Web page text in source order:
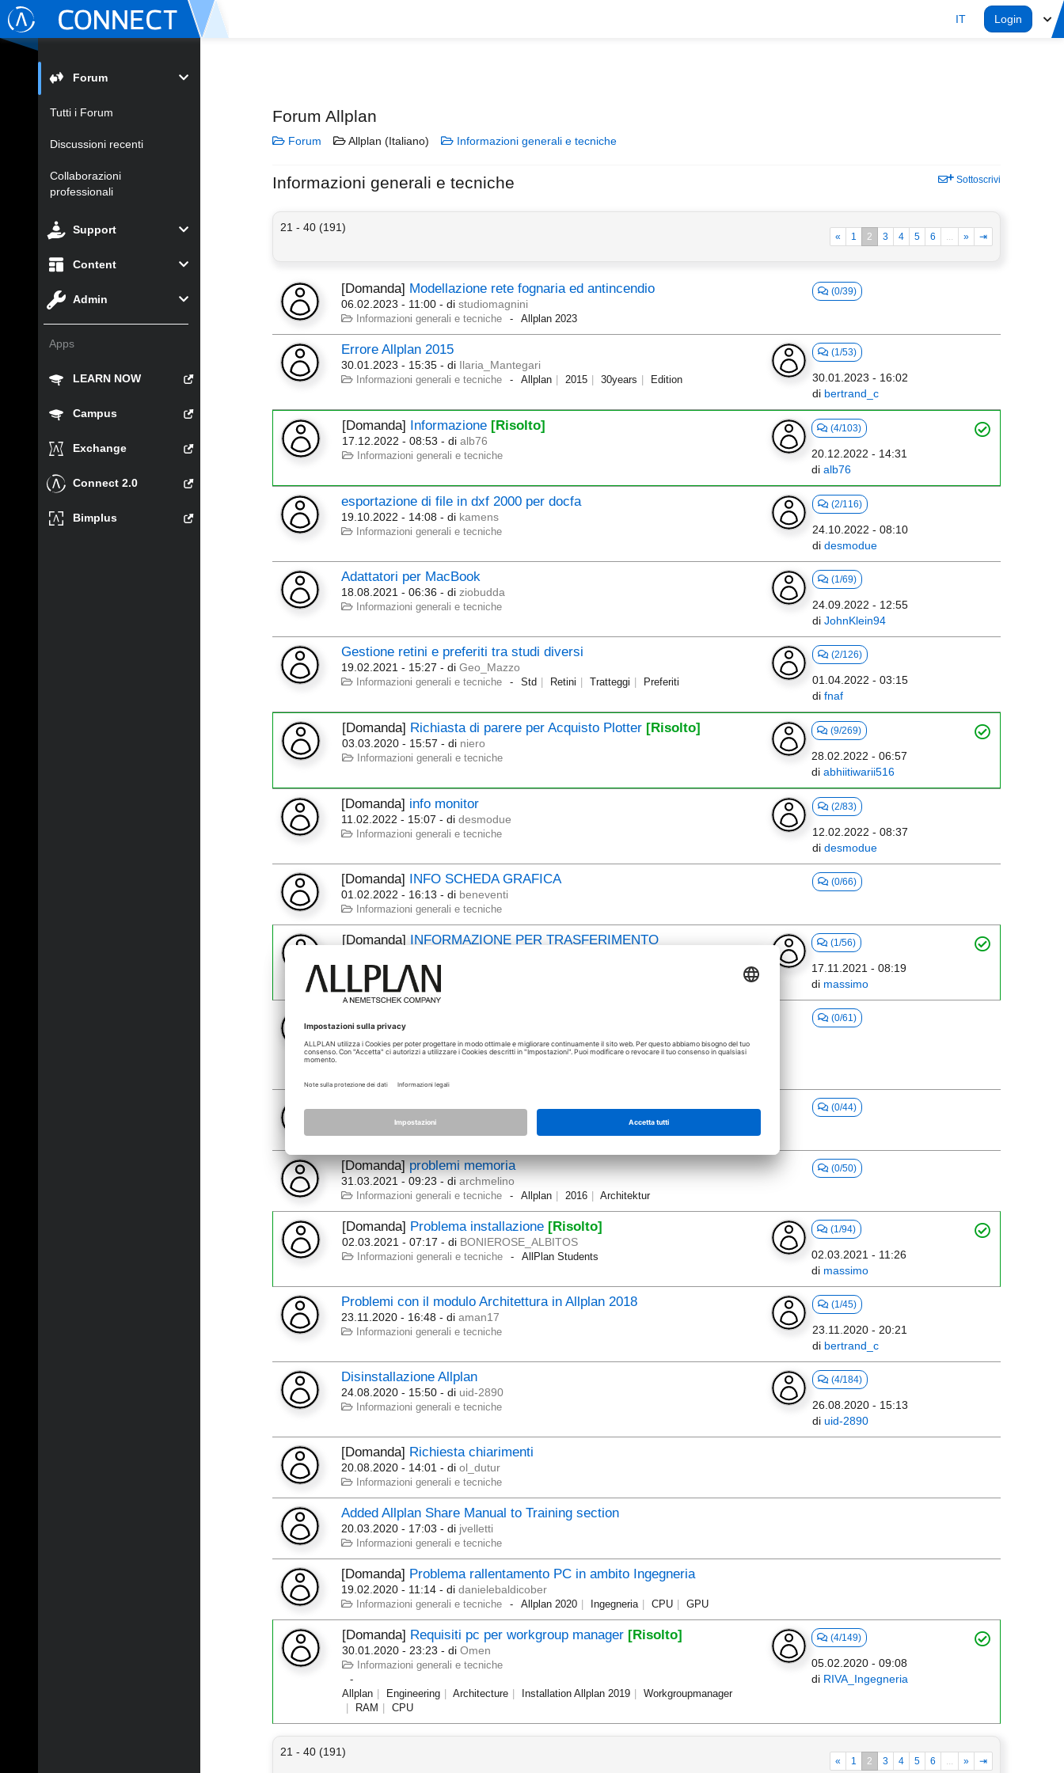
IT Login
Forum
Tutti i Forum
Discussioni recenti
Collaborazioni
professionali
Support
Content
Admin
Apps
LEARN NOW
Campus
Exchange
Connect 2.0
Bimplus
Forum Allplan
Forum Allplan (Italiano) Informazioni generali e tecniche
Informazioni generali e tecniche Sottoscrivi
21 - 40 (191)
« 1 2 3 4 5 6 ... » ⇥
[Domanda] Modellazione rete fognaria ed antincendio
06.02.2023 - 11:00 - distudiomagnini
Informazioni generali e tecniche Allplan 2023
(0/39)
Errore Allplan 2015
30.01.2023 - 15:35 - di Ilaria_Mantegari
Informazioni generali e tecniche Allplan 2015 30years Edition
(1/53)
30.01.2023 - 16:02
di bertrand_c
[Domanda] Informazione [Risolto]
17.12.2022 - 08:53 - dialb76
Informazioni generali e tecniche
(4/103)
20.12.2022 - 14:31
di alb76
esportazione di file in dxf 2000 per docfa
19.10.2022 - 14:08 - di kamens
Informazioni generali e tecniche
(2/116)
24.10.2022 - 08:10
di desmodue
Adattatori per MacBook
18.08.2021 - 06:36 - diziobudda
Informazioni generali e tecniche
(1/69)
24.09.2022 - 12:55
di JohnKlein94
Gestione retini e preferiti tra studi diversi
19.02.2021 - 15:27 - diGeo_Mazzo
Informazioni generali e tecniche Std Retini Tratteggi Preferiti
(2/126)
01.04.2022 - 03:15
di fnaf
[Domanda] Richiasta di parere per Acquisto Plotter [Risolto]
03.03.2020 - 15:57 - di niero
Informazioni generali e tecniche
(9/269)
28.02.2022 - 06:57
di abhiitiwarii516
[Domanda] info monitor
11.02.2022 - 15:07 - didesmodue
Informazioni generali e tecniche
(2/83)
12.02.2022 - 08:37
di desmodue
[Domanda] INFO SCHEDA GRAFICA
01.02.2022 - 16:13 - di beneventi
Informazioni generali e tecniche
(0/66)
[Domanda] INFORMAZIONE PER TRASFERIMENTO
17.11.2021 - 07:57
Informazioni generali e tecniche
(1/56)
17.11.2021 - 08:19
di massimo
104
09.08.2021 - 15:15- dializone
(0/61)
11.05.2021 - 11:39- di
Informazioni generali e tecniche
(0/44)
[Domanda]problemi memoria
31.03.2021 - 09:23 - diarchmelino
Informazioni generali e tecniche Allplan 2016 Architektur
(0/50)
[Domanda] Problema installazione [Risolto]
02.03.2021 - 07:17 - di BONIEROSE_ALBITOS
Informazioni generali e tecniche AllPlan Students
(1/94)
02.03.2021 - 11:26
di massimo
Problemi con il modulo Architettura in Allplan 2018
23.11.2020 - 16:48 - diaman17
Informazioni generali e tecniche
(1/45)
23.11.2020 - 20:21
di bertrand_c
Disinstallazione Allplan
24.08.2020 - 15:50 - di uid-2890
Informazioni generali e tecniche
(4/184)
26.08.2020 - 15:13
di uid-2890
[Domanda] Richiesta chiarimenti
20.08.2020 - 14:01 - diol_dutur
Informazioni generali e tecniche
Added Allplan Share Manual to Training section
20.03.2020 - 17:03 - di jvelletti
Informazioni generali e tecniche
[Domanda] Problema rallentamento PC in ambito Ingegneria
19.02.2020 - 11:14 - didanielebaldicober
Informazioni generali e tecniche Allplan 2020 Ingegneria CPU GPU
[Domanda] Requisiti pc per workgroup manager [Risolto]
30.01.2020 - 23:23 - diOmen
Informazioni generali e tecniche
Allplan Engineering Architecture Installation Allplan 2019
Workgroupmanager
RAM
CPU
(4/149)
05.02.2020 - 09:08
di RIVA_Ingegneria
21 - 40 (191)
« 1 2 3 4 5 6 ... » ⇥